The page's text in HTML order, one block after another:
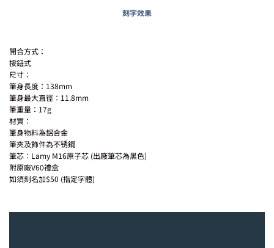
刻字效果
開合方式：
按鈕式
尺寸：
筆身長度：138mm
筆身最大直徑：11.8mm
筆重量：17g
材質：
筆身物料為鋁合金
筆夾及飾件為不锈鋼
筆芯：Lamy M16原子芯 (出廠筆芯為黑色)
附原廠V60禮盒
如須刻名加$50 (指定字體)